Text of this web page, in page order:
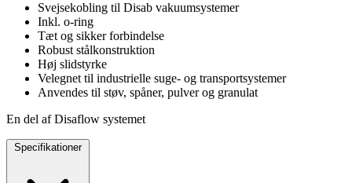
Svejsekobling til Disab vakuumsystemer
Inkl. o-ring
Tæt og sikker forbindelse
Robust stålkonstruktion
Høj slidstyrke
Velegnet til industrielle suge- og transportsystemer
Anvendes til støv, spåner, pulver og granulat
En del af Disaflow systemet
Specifikationer